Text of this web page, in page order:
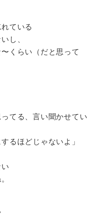
ている
し、
くらい（だと思って
てる、言い聞かせてい
るほどじゃないよ」